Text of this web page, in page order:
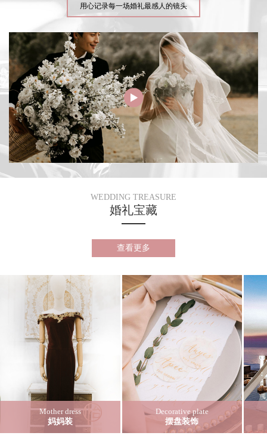
用心记录每一场婚礼最感人的镜头
WEDDING TREASURE
婚礼宝藏
查看更多
Mother dress
妈妈装
Decorative plate
摆盘装饰